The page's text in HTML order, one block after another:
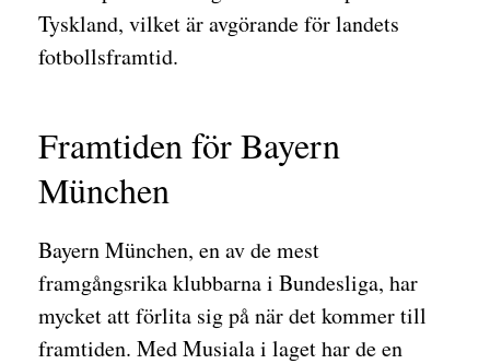
Tyskland, vilket är avgörande för landets
fotbollsframtid.
Framtiden för Bayern
München
Bayern München, en av de mest
framgångsrika klubbarna i Bundesliga, har
mycket att förlita sig på när det kommer till
framtiden. Med Musiala i laget har de en